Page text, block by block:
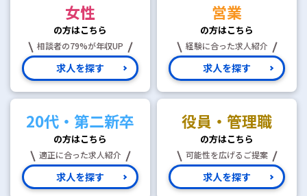
女性
の方はこちら
相談者の79%が年収UP
求人を探す
営業
の方はこちら
経験に合った求人紹介
求人を探す
20代・第二新卒
の方はこちら
適正に合った求人紹介
求人を探す
役員・管理職
の方はこちら
可能性を広げるご提案
求人を探す